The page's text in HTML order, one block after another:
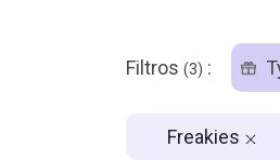
Filtros (3) :
Freakies